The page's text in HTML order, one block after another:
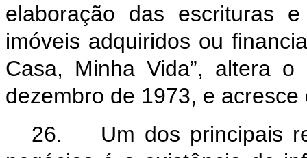
elaboração das escrituras
imóveis adquiridos ou
Casa, Minha Vida”, altera
dezembro de 1973, e
26. Um dos principais